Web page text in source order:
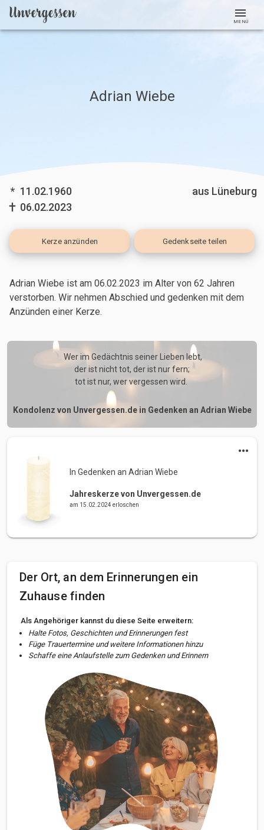
MENÜ
Adrian Wiebe
* 11.02.1960
06.02.2023
aus Lüneburg
Kerze anzünden Gedenkseite teilen
Adrian Wiebe ist am 06.02.2023 im Alter von 62 Jahren
verstorben. Wir nehmen Abschied und gedenken mit dem
Anzünden einer Kerze.
Wer im Gedächtnis seiner Lieben lebt,
der ist nicht tot, der ist nur fern;
tot ist nur, wer vergessen wird.
Kondolenz von Unvergessen.de in Gedenken an Adrian Wiebe
In Gedenken an Adrian Wiebe
Jahreskerze von Unvergessen.de
am 15.02.2024 erloschen
Der Ort, an dem Erinnerungen ein
Zuhause finden
Als Angehöriger kannst du diese Seite erweitern:
Halte Fotos, Geschichten und Erinnerungen fest
Füge Trauertermine und weitere Informationen hinzu
Schaffe eine Anlaufstelle zum Gedenken und Erinnern